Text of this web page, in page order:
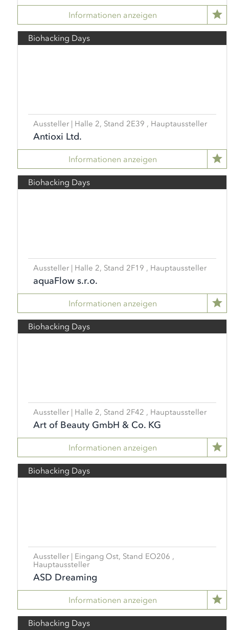
Informationen anzeigen
Biohacking Days
Aussteller | Halle 2, Stand 2E39 , Hauptaussteller
Antioxi Ltd.
Informationen anzeigen
Biohacking Days
Aussteller | Halle 2, Stand 2F19 , Hauptaussteller
aquaFlow s.r.o.
Informationen anzeigen
Biohacking Days
Aussteller | Halle 2, Stand 2F42 , Hauptaussteller
Art of Beauty GmbH & Co. KG
Informationen anzeigen
Biohacking Days
Aussteller | Eingang Ost, Stand EO206 ,
Hauptaussteller
ASD Dreaming
Informationen anzeigen
Biohacking Days